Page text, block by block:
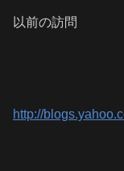
以前の訪問
http://